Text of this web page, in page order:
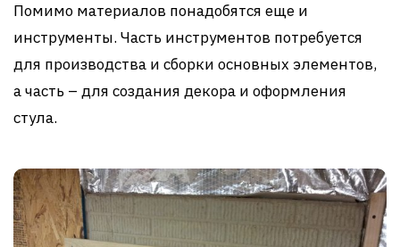
Помимо материалов понадобятся еще и
инструменты. Часть инструментов потребуется
для производства и сборки основных элементов,
а часть – для создания декора и оформления
стула.